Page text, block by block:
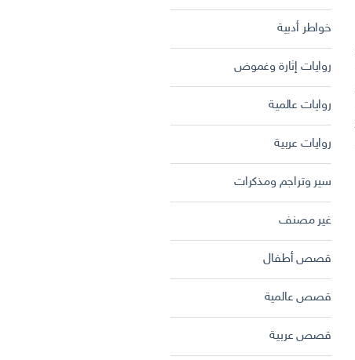
خواطر أدبية
روايات إثارة وغموض
روايات عالمية
روايات عربية
سير وتراجم ومذكرات
غير مصنف
قصص أطفال
قصص عالمية
قصص عربية